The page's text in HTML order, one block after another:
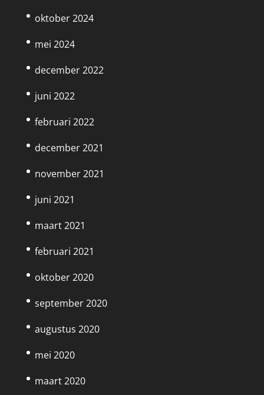
oktober 2024
mei 2024
december 2022
juni 2022
februari 2022
december 2021
november 2021
juni 2021
maart 2021
februari 2021
oktober 2020
september 2020
augustus 2020
mei 2020
maart 2020